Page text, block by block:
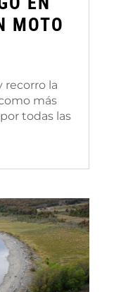
MOTO
recorro la
más
todas las